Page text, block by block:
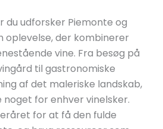
du udforsker Piemonte og
oplevelse, der kombinerer
vine. Fra besøg på
til gastronomiske
af det maleriske landskab,
for enhver vinelsker.
for at få den fulde